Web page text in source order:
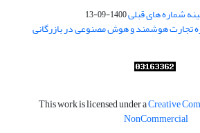
شماره های قبلی1400-09-13
تجارت هوشمند و هوش مصنوعی در بازرگانی
This work is licensed under aCreative
NonCommercial